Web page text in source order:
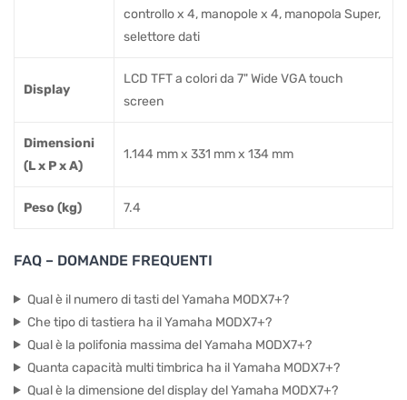
controllo x 4, manopole x 4, manopola Super,
selettore dati
Display
LCD TFT a colori da 7" Wide VGA touch
screen
Dimensioni
(L x P x A)
1.144 mm x 331 mm x 134 mm
Peso (kg) 7.4
FAQ – DOMANDE FREQUENTI
Qual è il numero di tasti del Yamaha MODX7+?
Che tipo di tastiera ha il Yamaha MODX7+?
Qual è la polifonia massima del Yamaha MODX7+?
Quanta capacità multi timbrica ha il Yamaha MODX7+?
Qual è la dimensione del display del Yamaha MODX7+?